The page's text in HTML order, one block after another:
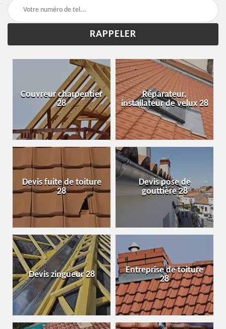
Couvreur charpentier
28
Réparateur,
installateur de velux 28
Devis fuite de toiture
28
Devis pose de
gouttière 28
Devis zingueur 28
Entreprise de toiture
28